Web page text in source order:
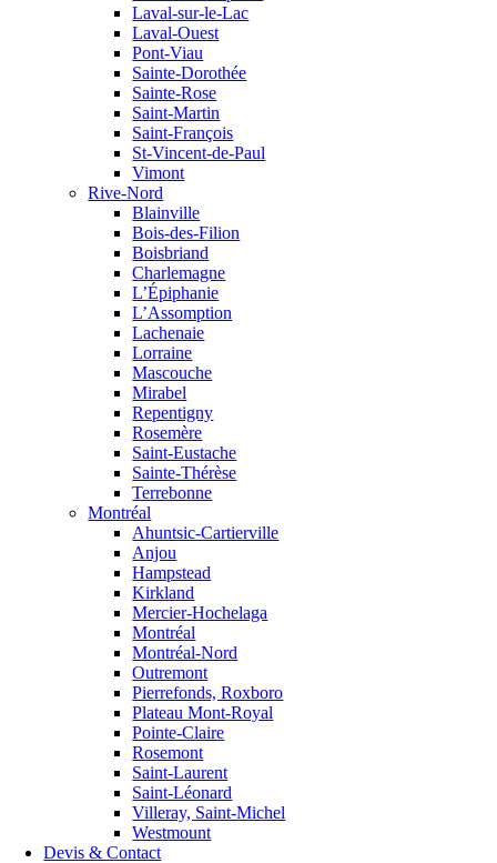
Laval-sur-le-Lac
Laval-Ouest
Pont-Viau
Sainte-Dorothée
Sainte-Rose
Saint-Martin
Saint-François
St-Vincent-de-Paul
Vimont
Rive-Nord
Blainville
Bois-des-Filion
Boisbriand
Charlemagne
L’Épiphanie
L’Assomption
Lachenaie
Lorraine
Mascouche
Mirabel
Repentigny
Rosemère
Saint-Eustache
Sainte-Thérèse
Terrebonne
Montréal
Ahuntsic-Cartierville
Anjou
Hampstead
Kirkland
Mercier-Hochelaga
Montréal
Montréal-Nord
Outremont
Pierrefonds, Roxboro
Plateau Mont-Royal
Pointe-Claire
Rosemont
Saint-Laurent
Saint-Léonard
Villeray, Saint-Michel
Westmount
Devis & Contact